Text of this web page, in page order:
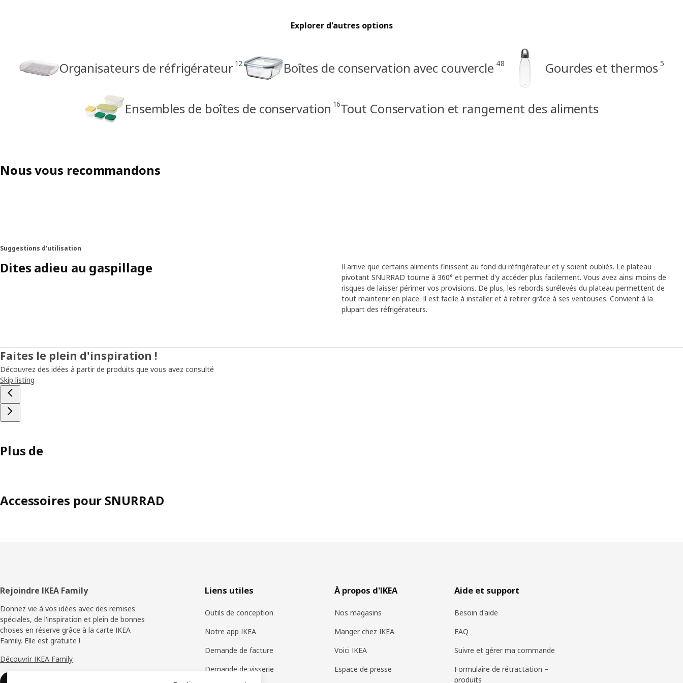
Explorer d'autres options
Organisateurs de réfrigérateur 12 Boîtes de conservation avec couvercle 48 Gourdes et thermos 5
Ensembles de boîtes de conservation 16Tout Conservation et rangement des aliments
Nous vous recommandons
Suggestions d'utilisation
Dites adieu au gaspillage
Il arrive que certains aliments finissent au fond du réfrigérateur et y soient oubliés. Le plateau
pivotant SNURRAD tourne à 360° et permet d'y accéder plus facilement. Vous avez ainsi moins de
risques de laisser périmer vos provisions. De plus, les rebords surélevés du plateau permettent de
tout maintenir en place. Il est facile à installer et à retirer grâce à ses ventouses. Convient à la
plupart des réfrigérateurs.
Faites le plein d'inspiration !
Découvrez des idées à partir de produits que vous avez consulté
Skip listing
Plus de
Accessoires pour SNURRAD
Pied
de
page
Rejoindre IKEA Family
Donnez vie à vos idées avec des remises
spéciales, de l'inspiration et plein de bonnes
choses en réserve grâce à la carte IKEA
Family. Elle est gratuite !
Découvrir IKEA Family
Liens utiles
Outils de conception
Notre app IKEA
Demande de facture
Demande de visserie
À propos d'IKEA
Nos magasins
Manger chez IKEA
Voici IKEA
Espace de presse
Aide et support
Besoin d'aide
FAQ
Suivre et gérer ma commande
Formulaire de rétractation –
produits